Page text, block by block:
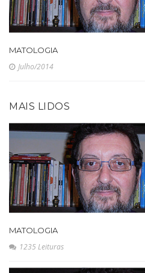
MATOLOGIA
Julho/2014
MAIS LIDOS
MATOLOGIA
1235 Leituras